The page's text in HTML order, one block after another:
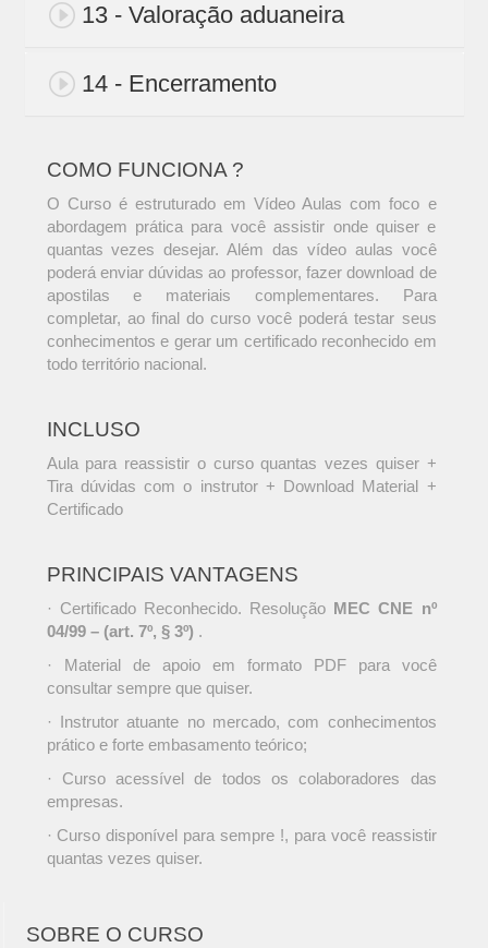
13 - Valoração aduaneira
14 - Encerramento
COMO FUNCIONA ?
O Curso é estruturado em Vídeo Aulas com foco e
abordagem prática para você assistir onde quiser e
quantas vezes desejar. Além das vídeo aulas você
poderá enviar dúvidas ao professor, fazer download de
apostilas e materiais complementares. Para
completar, ao final do curso você poderá testar seus
conhecimentos e gerar um certificado reconhecido em
todo território nacional.
INCLUSO
Aula para reassistir o curso quantas vezes quiser +
Tira dúvidas com o instrutor + Download Material +
Certificado
PRINCIPAIS VANTAGENS
· Certificado Reconhecido. Resolução MEC CNE nº
04/99 – (art. 7º, § 3º) .
· Material de apoio em formato PDF para você
consultar sempre que quiser.
· Instrutor atuante no mercado, com conhecimentos
prático e forte embasamento teórico;
· Curso acessível de todos os colaboradores das
empresas.
· Curso disponível para sempre !, para você reassistir
quantas vezes quiser.
SOBRE O CURSO